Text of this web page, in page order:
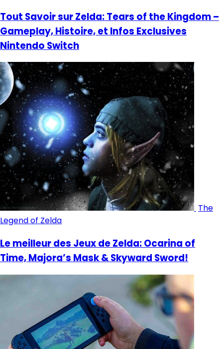
Tout Savoir sur Zelda: Tears of the Kingdom –
Gameplay, Histoire, et Infos Exclusives
Nintendo Switch
The
Legend of Zelda
Le meilleur des Jeux de Zelda: Ocarina of
Time, Majora’s Mask & Skyward Sword!